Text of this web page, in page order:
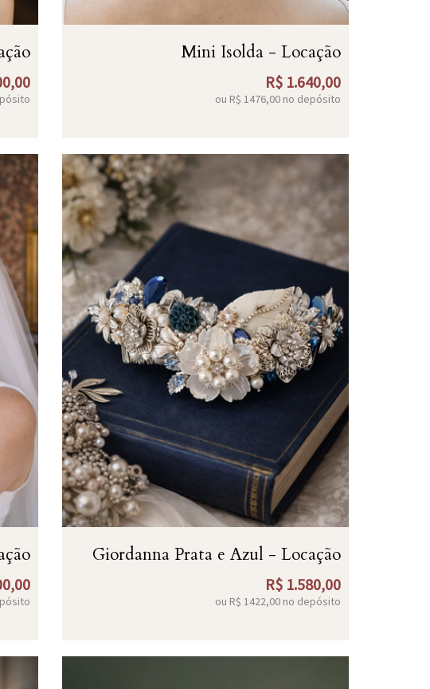
Mini Isolda - Locação
R$ 1.640,00
ou R$ 1476,00 no depósito
Giordanna Prata e Azul - Locação
R$ 1.580,00
ou R$ 1422,00 no depósito